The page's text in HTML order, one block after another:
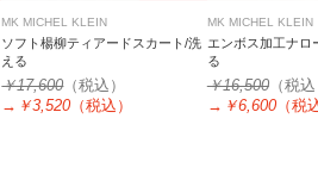
MK MICHEL KLEIN
ソフト楊柳ティアードスカート/洗
える
￥17,600（税込）
→ ￥3,520 （税込）
MK MICHEL KLEIN
エンボス加工ナロ
る
￥16,500（税
→ ￥6,600（税